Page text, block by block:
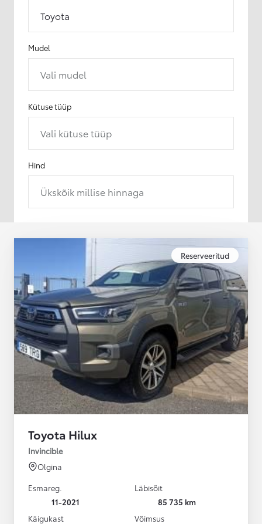
Toyota
Mudel
Vali mudel
Kütuse tüüp
Vali kütuse tüüp
Hind
Ükskõik millise hinnaga
Reserveeritud
Toyota Hilux
Invincible
Olgina
Esmareg.
11-2021
Läbisõit
85 735 km
Käigukast
Võimsus